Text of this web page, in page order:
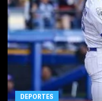
DEPORTES